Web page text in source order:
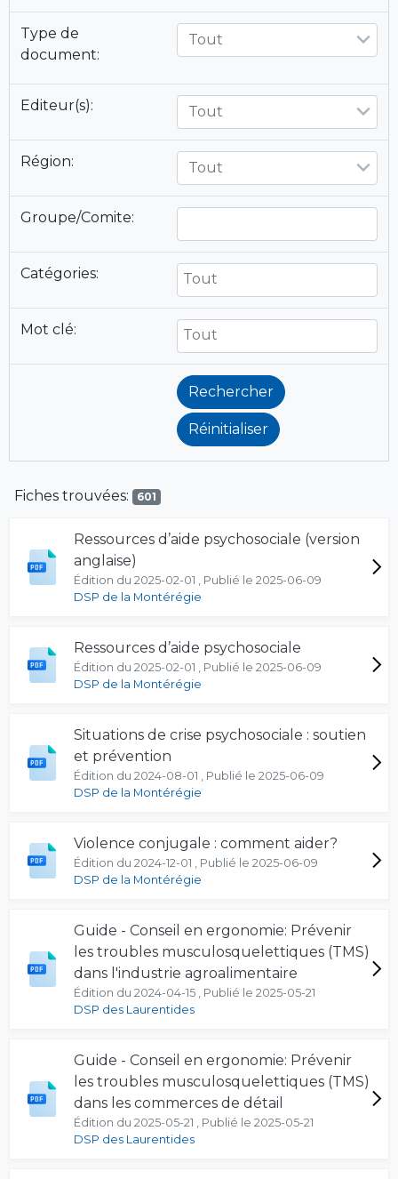
Type de
document:
Tout
Editeur(s): Tout
Région: Tout
Groupe/Comite:
Catégories:
Mot clé:
Fiches trouvées: 601
Ressources d’aide psychosociale (version
anglaise)
Édition du 2025-02-01 , Publié le 2025-06-09
DSP de la Montérégie
Ressources d’aide psychosociale
Édition du 2025-02-01 , Publié le 2025-06-09
DSP de la Montérégie
Situations de crise psychosociale : soutien
et prévention
Édition du 2024-08-01 , Publié le 2025-06-09
DSP de la Montérégie
Violence conjugale : comment aider?
Édition du 2024-12-01 , Publié le 2025-06-09
DSP de la Montérégie
Guide - Conseil en ergonomie: Prévenir
les troubles musculosquelettiques (TMS)
dans l'industrie agroalimentaire
Édition du 2024-04-15 , Publié le 2025-05-21
DSP des Laurentides
Guide - Conseil en ergonomie: Prévenir
les troubles musculosquelettiques (TMS)
dans les commerces de détail
Édition du 2025-05-21 , Publié le 2025-05-21
DSP des Laurentides